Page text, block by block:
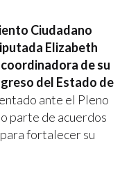
Ciudadano
Elizabeth
de su
del Estado de
ante el Pleno
parte de acuerdos
fortalecer su